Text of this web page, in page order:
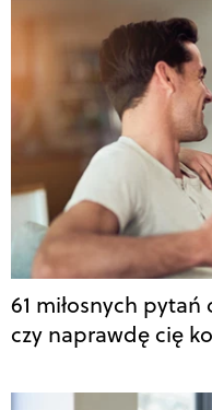
61 miłosnych pytań
czy naprawdę cię